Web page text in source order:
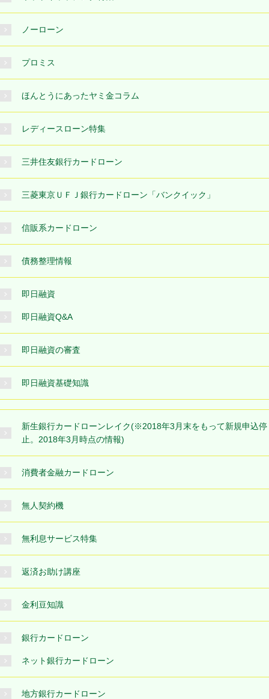
ノーローン
プロミス
ほんとうにあったヤミ金コラム
レディースローン特集
三井住友銀行カードローン
三菱東京ＵＦＪ銀行カードローン「バンクイック」
信販系カードローン
債務整理情報
即日融資
即日融資Q&A
即日融資の審査
即日融資基礎知識
新生銀行カードローンレイク(※2018年3月末をもって新規申込停
止。2018年3月時点の情報)
消費者金融カードローン
無人契約機
無利息サービス特集
返済お助け講座
金利豆知識
銀行カードローン
ネット銀行カードローン
地方銀行カードローン